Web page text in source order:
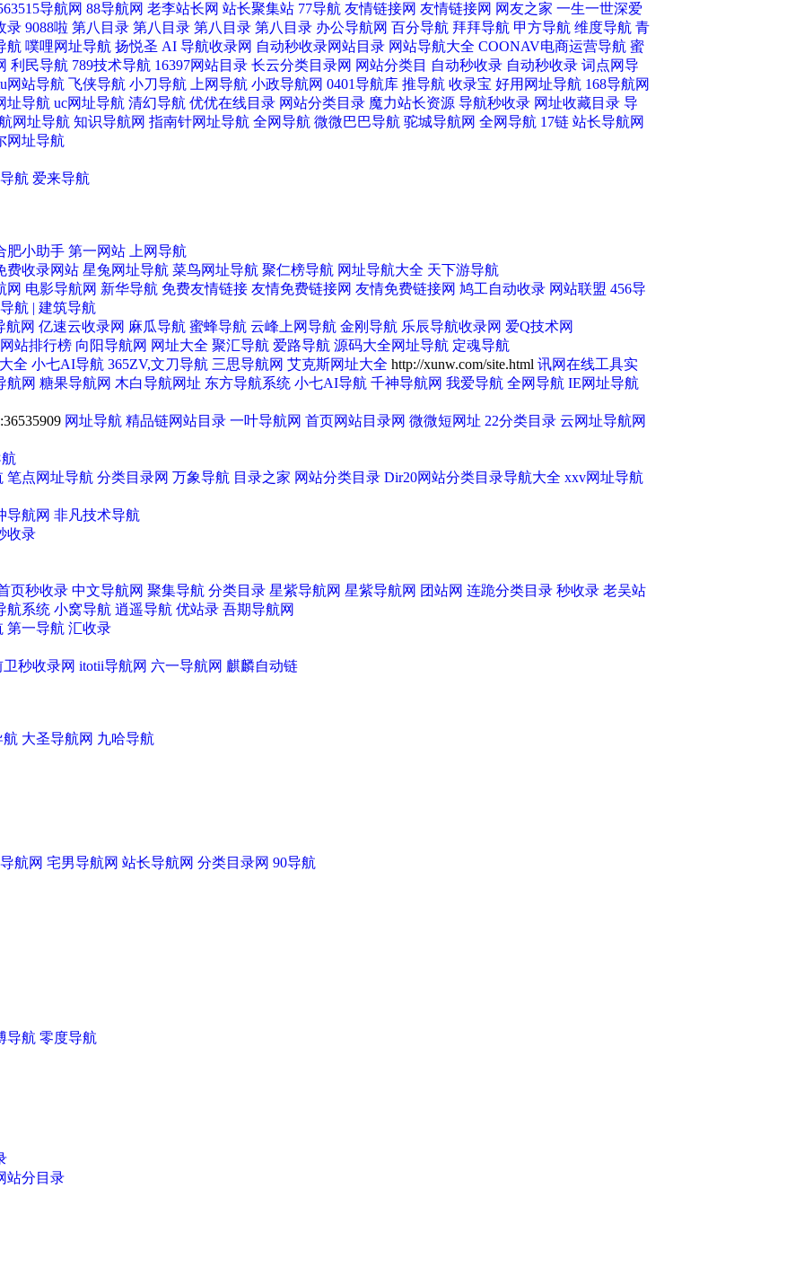
氟乙胺 430-67-1 二氟乙醇 359-13-7 三氟乙醇 75-89-8 异戊醇,123-51-3
三 76-05-1
钠 CAS 124-41-4 异戊醇,123-51-3 异戊醇,123-51-3 三酐 407-25-0
氟乙醇 75-89-8
霉唑 35554-44-0 抑霉唑 35554-44-0 抑霉唑 35554-44-0 抑霉唑 35554-44-0
霉唑 35554-44-0
霉唑 35554-44-0 抑霉唑 35554-44-0
2-氟-6-三氟甲基苯磺酰氯
导航网 88导航网 老李站长网 站长聚集站 77导航 友情链接网 友情链接网 网友之家 一生一世深爱
录 9088啦 第八目录 第八目录 第八目录 第八目录 办公导航网 百分导航 拜拜导航 甲方导航 维度导航 青
航 噗哩网址导航 扬悦圣 AI 导航收录网 自动秒收录网站目录 网站导航大全 COONAV电商运营导航 蜜
利民导航 789技术导航 16397网站目录 长云分类目录网 网站分类目 自动秒收录 自动秒收录 词点网导
网站导航 飞侠导航 小刀导航 上网导航 小政导航网 0401导航库 推导航 收录宝 好用网址导航 168导航网
址导航 uc网址导航 清幻导航 优优在线目录 网站分类目录 魔力站长资源 导航秒收录 网址收藏目录 导
网址导航 知识导航网 指南针网址导航 全网导航 微微巴巴导航 驼城导航网 全网导航 17链 站长导航网
网址导航
航 爱来导航
肥小助手 第一网站
上网导航
费收录网站 星兔网址导航 菜鸟网址导航 聚仁榜导航 网址导航大全 天下游导航
网 电影导航网 新华导航 免费友情链接 友情免费链接网 友情免费链接网 鸠工自动收录 网站联盟 456导
航 | 建筑导航
航网 亿速云收录网 麻瓜导航 蜜蜂导航 云峰上网导航 金刚导航 乐辰导航收录网 爱Q技术网
网站排行榜 向阳导航网 网址大全 聚汇导航 爱路导航 源码大全网址导航 定魂导航
全 小七AI导航 365ZV,文刀导航 三思导航网 艾克斯网址大全 http://xunw.com/site.html 讯网在线工具实
航网 糖果导航网 木白导航网址 东方导航系统 小七AI导航 千神导航网 我爱导航 全网导航 IE网址导航
网址导航 精品链网站目录 一叶导航网 首页网站目录网 微微短网址 22分类目录 云网址导航网
笔点网址导航 分类目录网 万象导航 目录之家 网站分类目录 Dir20网站分类目录导航大全 xxv网址导航
导航网 非凡技术导航
收录
页秒收录 中文导航网 聚集导航 分类目录 星紫导航网 星紫导航网 团站网 连跪分类目录 秒收录 老吴站
航系统 小窝导航 逍遥导航 优站录 吾期导航网
第一导航 汇收录
卫秒收录网 itotii导航网 六一导航网 麒麟自动链
航 大圣导航网 九哈导航
航网 宅男导航网 站长导航网 分类目录网 90导航
导航 零度导航
站分目录